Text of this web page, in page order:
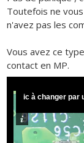
Toutefois ne
n'avez pas les
Vous avez ce
contact en MP.
ic à changer par